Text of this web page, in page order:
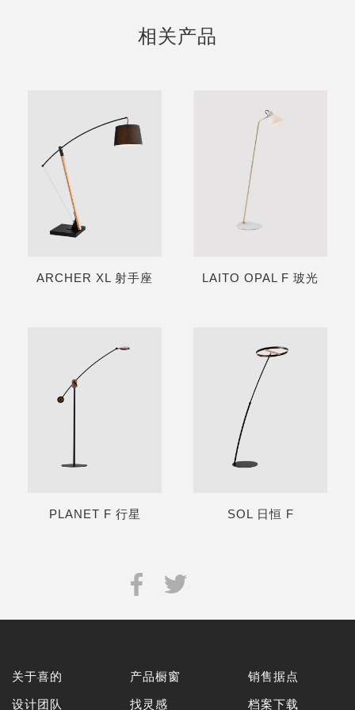
相关产品
ARCHER XL 射手座 LAITO OPAL F 玻光
PLANET F 行星 SOL 日恒 F
关于喜的
设计团队
产品橱窗
找灵感
销售据点
档案下载